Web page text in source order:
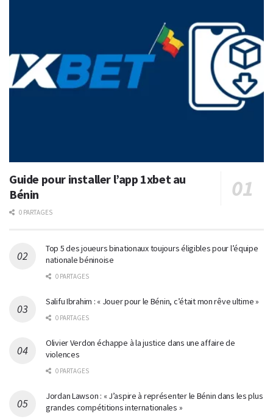
Guide pour installer l’app 1xbet au
Bénin
0 PARTAGES
Top 5 des joueurs binationaux toujours éligibles pour l’équipe
nationale béninoise
0 PARTAGES
Salifu Ibrahim : « Jouer pour le Bénin, c’était mon rêve ultime »
0 PARTAGES
Olivier Verdon échappe à la justice dans une affaire de
violences
0 PARTAGES
Jordan Lawson : « J’aspire à représenter le Bénin dans les plus
grandes compétitions internationales »